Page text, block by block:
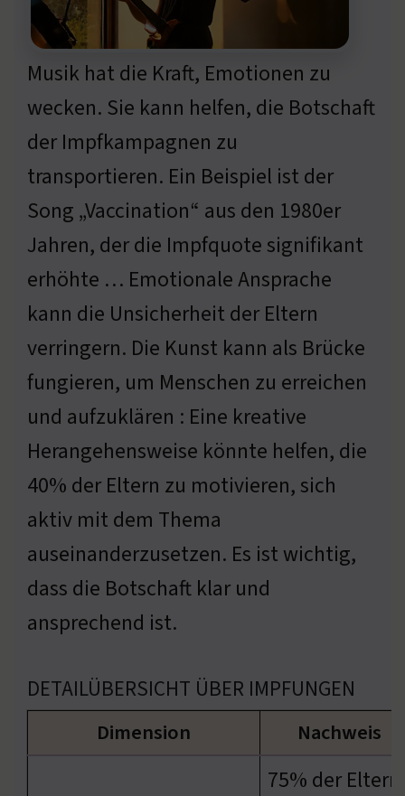
Musik hat die Kraft, Emotionen zu
wecken. Sie kann helfen, die Botschaft
der Impfkampagnen zu
transportieren. Ein Beispiel ist der
Song „Vaccination“ aus den 1980er
Jahren, der die Impfquote signifikant
erhöhte … Emotionale Ansprache
kann die Unsicherheit der Eltern
verringern. Die Kunst kann als Brücke
fungieren, um Menschen zu erreichen
und aufzuklären : Eine kreative
Herangehensweise könnte helfen, die
40% der Eltern zu motivieren, sich
aktiv mit dem Thema
auseinanderzusetzen. Es ist wichtig,
dass die Botschaft klar und
ansprechend ist.
DETAILÜBERSICHT ÜBER IMPFUNGEN
Dimension Nachweis
75% der Eltern